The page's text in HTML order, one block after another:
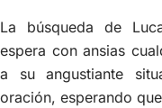
La búsqueda de
espera con ansias
a su angustiante
oración, esperando